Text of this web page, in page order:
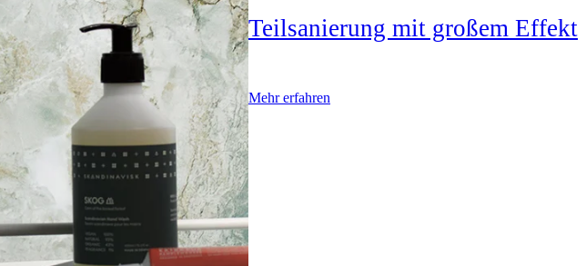
Teilsanierung mit großem Effekt
Mehr erfahren